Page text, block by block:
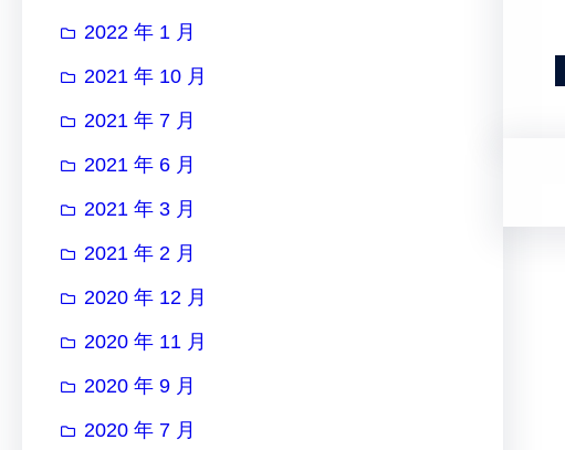
2022 年 1 月
2021 年 10 月
2021 年 7 月
2021 年 6 月
2021 年 3 月
2021 年 2 月
2020 年 12 月
2020 年 11 月
2020 年 9 月
2020 年 7 月